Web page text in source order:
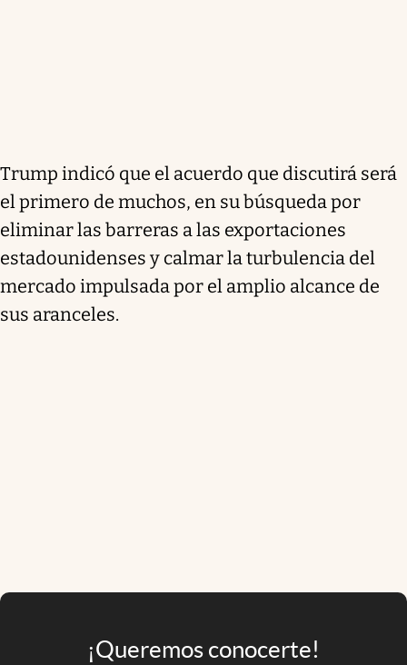
Trump indicó que el acuerdo que discutirá será
el primero de muchos, en su búsqueda por
eliminar las barreras a las exportaciones
estadounidenses y calmar la turbulencia del
mercado impulsada por el amplio alcance de
sus aranceles.
¡Queremos conocerte!